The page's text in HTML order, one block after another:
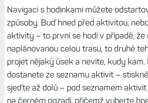
Navigaci s hodinkami můžete
způsoby. Buď hned před aktivitou,
aktivity – to první se hodí v případě, že
naplánovanou celou trasu, to druhé
projet nějaký úsek a nevíte, kudy kam.
dostanete ze seznamu aktivit –
sjeďte až dolů – pod seznamem
na černém pozadí, přičemž vyberte